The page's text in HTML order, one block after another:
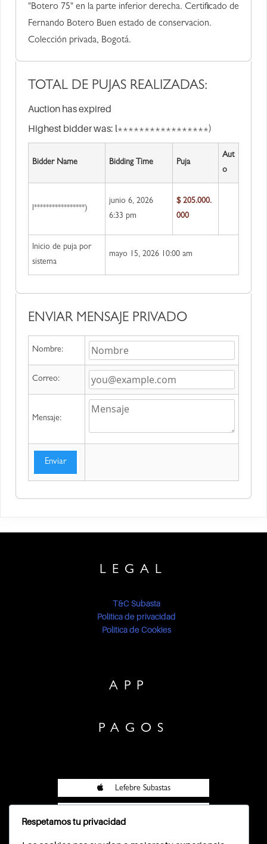
"Botero 75" en la parte inferior derecha. Certificado de
Fernando Botero Buen estado de conservacion.
Colección privada, Bogotá.
TOTAL DE PUJAS REALIZADAS:
Auction has expired
Highest bidder was: l*****************)
Bidder Name Bidding Time Puja
Aut
o
l*****************)
junio 6, 2026
6:33 pm
$205.000.
000
Inicio de puja por
sistema
mayo 15, 2026 10:00 am
ENVIAR MENSAJE PRIVADO
Nombre:
Correo:
Mensaje:
Enviar
LEGAL
T&C Subasta
Politica de privacidad
Politica de Cookies
APP
PAGOS
Lefebre Subastas
Respetamos tu privacidad